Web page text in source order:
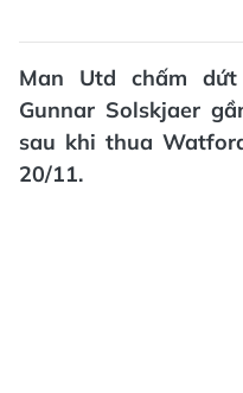
Man Utd chấm
Gunnar Solskjaer
sau khi thua
20/11.